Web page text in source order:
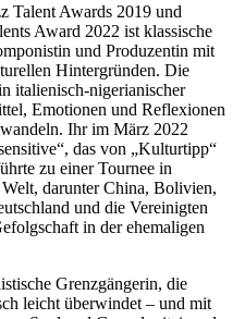
Talent Awards 2019 und
Award 2022 ist klassische
und Produzentin mit
Hintergründen. Die
italienisch-nigerianischer
Emotionen und Reflexionen
Ihr im März 2022
das von „Kulturtipp“
zu einer Tournee in
darunter China, Bolivien,
und die Vereinigten
in der ehemaligen
Grenzgängerin, die
leicht überwindet – und mit